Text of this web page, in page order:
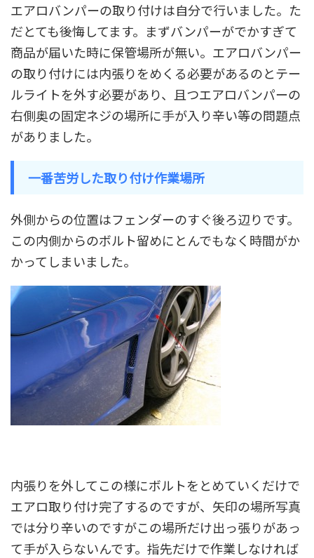
エアロバンパーの取り付けは自分で行いました。た
だとても後悔してます。まずバンパーがでかすぎて
商品が届いた時に保管場所が無い。エアロバンパー
の取り付けには内張りをめくる必要があるのとテー
ルライトを外す必要があり、且つエアロバンパーの
右側奥の固定ネジの場所に手が入り辛い等の問題点
がありました。
一番苦労した取り付け作業場所
外側からの位置はフェンダーのすぐ後ろ辺りです。
この内側からのボルト留めにとんでもなく時間がか
かってしまいました。
内張りを外してこの様にボルトをとめていくだけで
エアロ取り付け完了するのですが、矢印の場所写真
では分り辛いのですがこの場所だけ出っ張りがあっ
て手が入らないんです。指先だけで作業しなければ